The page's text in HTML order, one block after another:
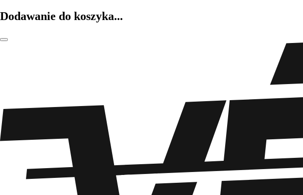
Dodawanie do koszyka...